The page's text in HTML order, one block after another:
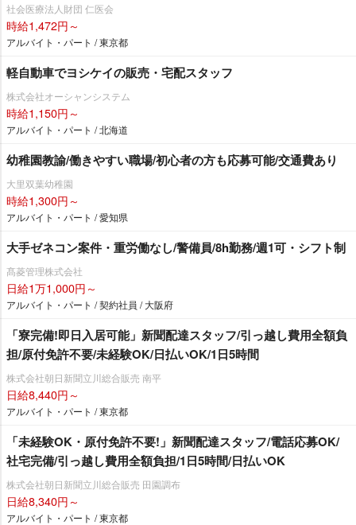
社会医療法人財団 仁医会
時給1,472円～
アルバイト・パート / 東京都
軽自動車でヨシケイの販売・宅配スタッフ
株式会社オーシャンシステム
時給1,150円～
アルバイト・パート / 北海道
幼稚園教諭/働きやすい職場/初心者の方も応募可能/交通費あり
大里双葉幼稚園
時給1,300円～
アルバイト・パート / 愛知県
大手ゼネコン案件・重労働なし/警備員/8h勤務/週1可・シフト制
髙菱管理株式会社
日給1万1,000円～
アルバイト・パート / 契約社員 / 大阪府
「寮完備!即日入居可能」新聞配達スタッフ/引っ越し費用全額負
担/原付免許不要/未経験OK/日払いOK/1日5時間
株式会社朝日新聞立川総合販売 南平
日給8,440円～
アルバイト・パート / 東京都
「未経験OK・原付免許不要!」新聞配達スタッフ/電話応募OK/
社宅完備/引っ越し費用全額負担/1日5時間/日払いOK
株式会社朝日新聞立川総合販売 田園調布
日給8,340円～
アルバイト・パート / 東京都